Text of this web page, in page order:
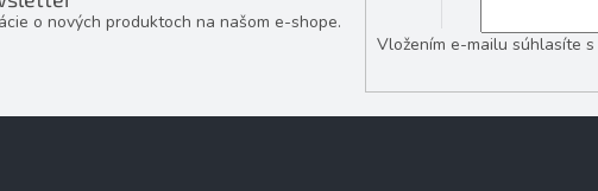
o nových produktoch na našom e-shope.
Vložením e-mailu súhlasíte s